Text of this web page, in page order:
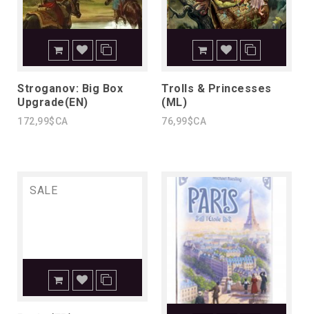
Stroganov: Big Box
Upgrade(EN)
172,99$CA
Trolls & Princesses
(ML)
76,99$CA
SALE